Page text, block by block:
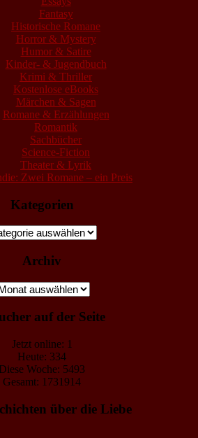
Fantasy
Historische Romane
Horror & Mystery
Humor & Satire
Kinder- & Jugendbuch
Krimi & Thriller
Kostenlose eBooks
Märchen & Sagen
Romane & Erzählungen
Romantik
Sachbücher
Science-Fiction
Theater & Lyrik
Zwei Romane – ein Preis
Kategorien
Archiv
auf der Seite
Jetzt online: 1
Heute: 334
Diese Woche: 5493
Gesamt: 1731914
über die Liebe